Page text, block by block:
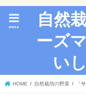
自然
ーズ
い
menu
HOME 自然栽培の野菜 「